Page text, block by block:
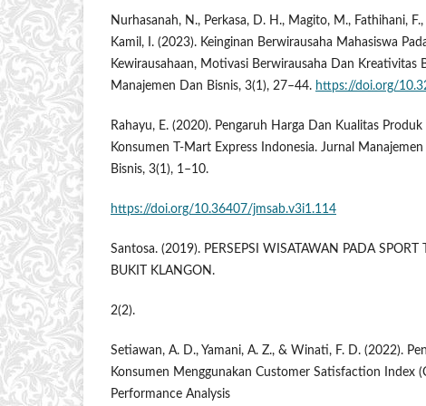
Nurhasanah, N., Perkasa, D. H., Magito, M., Fathihani,
Kamil, I. (2023). Keinginan Berwirausaha Mahasiswa
Kewirausahaan, Motivasi Berwirausaha Dan Kreativitas
Manajemen Dan Bisnis, 3(1), 27–44. https://doi.org/
Rahayu, E. (2020). Pengaruh Harga Dan Kualitas Produk
Konsumen T-Mart Express Indonesia. Jurnal
Bisnis, 3(1), 1–10.
https://doi.org/10.36407/jmsab.v3i1.114
Santosa. (2019). PERSEPSI WISATAWAN PADA
BUKIT KLANGON.
2(2).
Setiawan, A. D., Yamani, A. Z., & Winati, F. D. (2022).
Konsumen Menggunakan Customer Satisfaction Index
Performance Analysis